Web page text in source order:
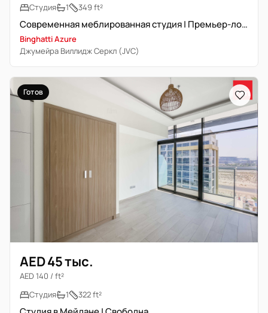
Студия
1 349 ft²
Современная меблированная студия | Премьер-локация | Рядом с выходом
Binghatti Azure
Джумейра Виллидж Серкл (JVC)
Готов
AED 45 тыс.
AED 140 / ft²
Студия
1 322 ft²